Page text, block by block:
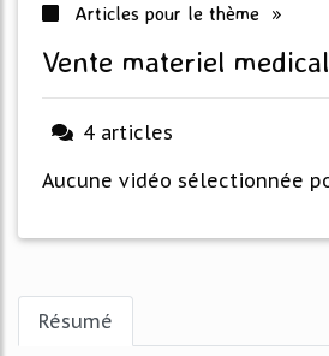
Articles pour le thème »
vente materiel
4 articles
Aucune vidéo sélectionnée
Résumé